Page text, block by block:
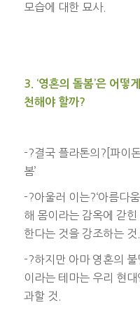
모습에 대한 묘사.
3. ‘영혼의 돌봄’은 어떻
천해야 할까?
-?결국 플라톤의?[파이
봄’
-?아울러 이는?‘아름다
해 몸이라는 감옥에 갇
한다는 것을 강조하는 것.
-?하지만 아마 영혼의
이라는 테마는 우리 현
과할 것.